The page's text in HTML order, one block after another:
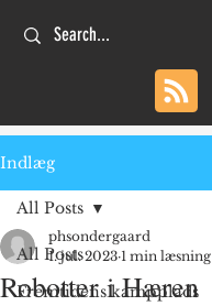
Indlæg
All Posts
Fremtidens kampplads
All Posts
Robotter i Hæren
phsondergaard
1. jul. 2023 1 min læsning